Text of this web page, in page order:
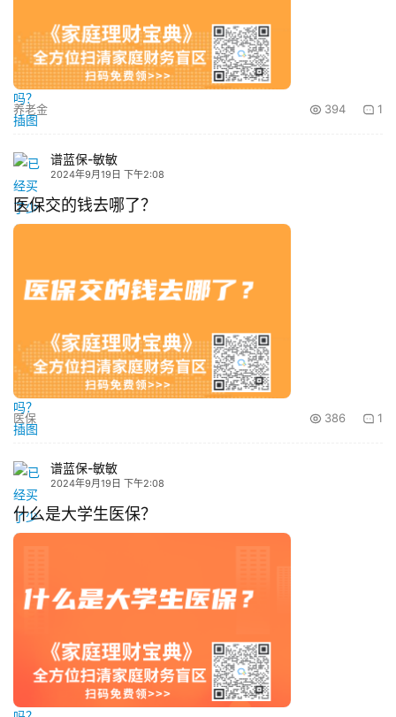
养老金 394 1
谱蓝保-敏敏
2024年9月19日 下午2:08
医保交的钱去哪了？
医保 386 1
谱蓝保-敏敏
2024年9月19日 下午2:08
什么是大学生医保？